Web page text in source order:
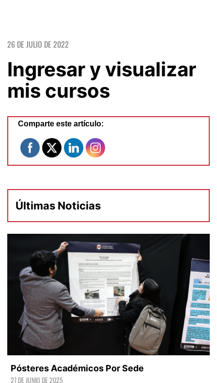
26 DE JULIO DE 2022
Ingresar y visualizar
mis cursos
Comparte este artículo:
Últimas Noticias
Pósteres Académicos Por Sede
27 DE JUNIO DE 2025